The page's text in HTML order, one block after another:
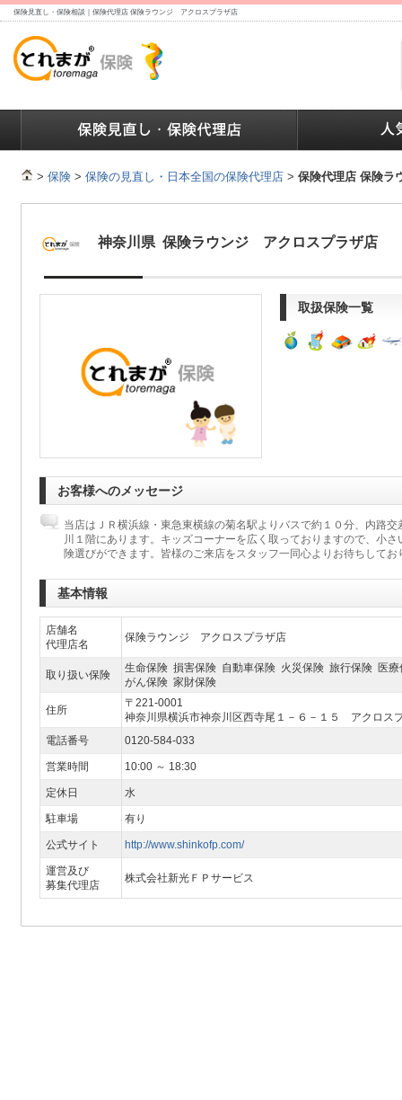
保険見直し・保険相談｜保険代理店 保険ラウンジ アクロスプラザ店
> 保険 > 保険の見直し・日本全国の保険代理店 > 保険代理店 保険
神奈川県 保険ラウンジ アクロスプラザ店
取扱保険一覧
お客様へのメッセージ
当店はＪＲ横浜線・東急東横線の菊名駅よりバスで約１０分、内路
川１階にあります。キッズコーナーを広く取っておりますので、小
険選びができます。皆様のご来店をスタッフ一同心よりお待ちしてお
基本情報
店舗名
代理店名
保険ラウンジ アクロスプラザ店
取り扱い保険
生命保険 損害保険 自動車保険 火災保険 旅行保険 医
がん保険 家財保険
住所
〒221-0001
神奈川県横浜市神奈川区西寺尾１－６－１５ アクロス
電話番号
0120-584-033
営業時間 10:00 ～ 18:30
定休日 水
駐車場 有り
公式サイト http://www.shinkofp.com/
運営及び
募集代理店
株式会社新光ＦＰサービス